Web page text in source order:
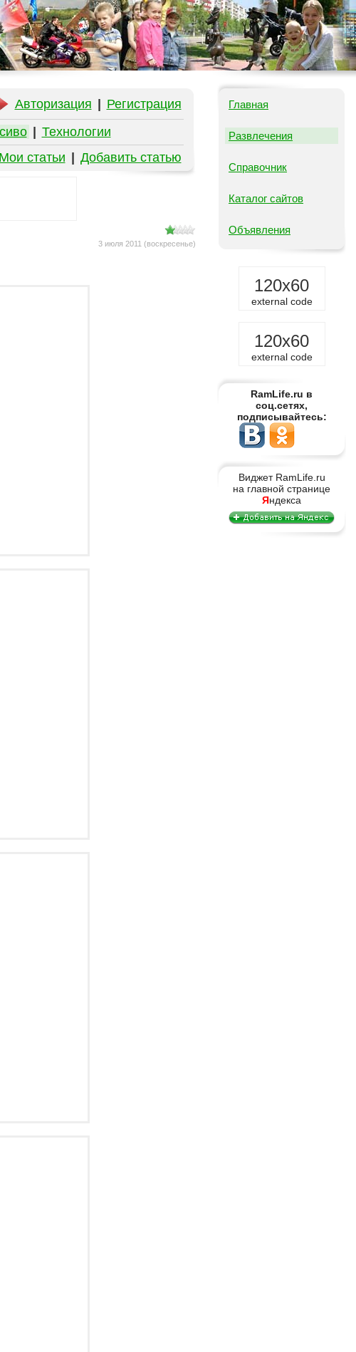
Авторизация Регистрация
Технологии
Мои статьи
Добавить статью
3 июля 2011 (воскресенье)
Главная
Развлечения
Справочник
Каталог сайтов
Объявления
120x60
external code
120x60
external code
RamLife.ru в
соц.сетях,
подписывайтесь:
Виджет RamLife.ru
на главной странице
Яндекса